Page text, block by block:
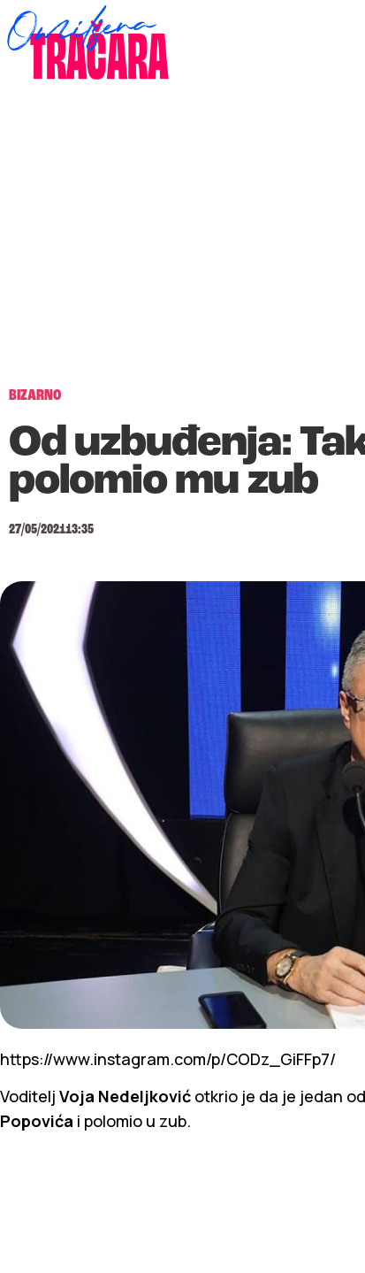
BIZARNO
Od uzbuđenja:
polomio mu zub
27/05/202113:35
https://www.instagram.com/p/CODz_GiFFp7/
Voditelj Voja Nedeljković otkrio je da je jedan
Popovića i polomio u zub.